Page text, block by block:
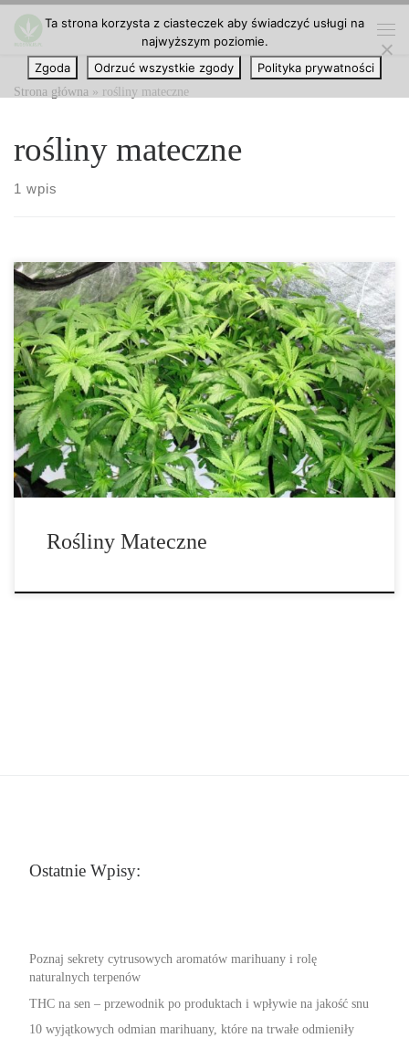
Przejdź do treści
Strona główna » rośliny mateczne
rośliny mateczne
1 wpis
Jak otrzymać rośliny mateczne marihuany? Każdemu z nas
zdarzyło się kiedyś zasadzić nasiona i otrzymać niepowtarzalną
marihuanę, okaz, który wyróżnia się na tle innych, które wcześniej
uprawialiśmy i który chcielibyśmy móc w jakiś sposób zachować i
uprawiać ponownie w przyszłości. Oprócz oczywistych
oszczędności na nasionach, uprawa sadzonek daje nam możliwość
[…]
Rośliny Mateczne
Ostatnie Wpisy:
Poznaj sekrety cytrusowych aromatów marihuany i rolę
naturalnych terpenów
THC na sen – przewodnik po produktach i wpływie na jakość snu
10 wyjątkowych odmian marihuany, które na trwałe odmieniły
Ta strona korzysta z ciasteczek aby świadczyć usługi na
najwyższym poziomie.
Zgoda
Odrzuć wszystkie zgody Polityka prywatności